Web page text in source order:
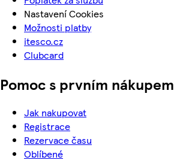
Nastavení Cookies
Možnosti platby
itesco.cz
Clubcard
Pomoc s prvním nákupem
Jak nakupovat
Registrace
Rezervace času
Oblíbené